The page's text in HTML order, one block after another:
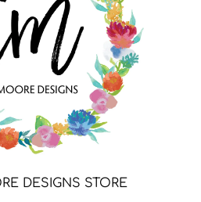
DESIGNS STORE